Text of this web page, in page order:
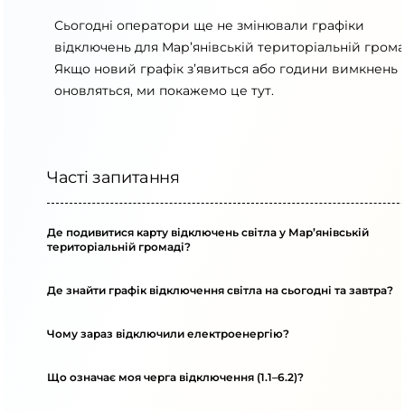
Сьогодні оператори ще не змінювали графіки
відключень для Мар’янівській територіальній
Якщо новий графік з’явиться або години вимкнень
оновляться, ми покажемо це тут.
Часті запитання
Де подивитися карту відключень світла у Мар’янівській
територіальній громаді?
Де знайти графік відключення світла на сьогодні та завтра?
Чому зараз відключили електроенергію?
Що означає моя черга відключення (1.1–6.2)?